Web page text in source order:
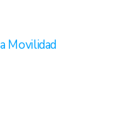
Movilidad